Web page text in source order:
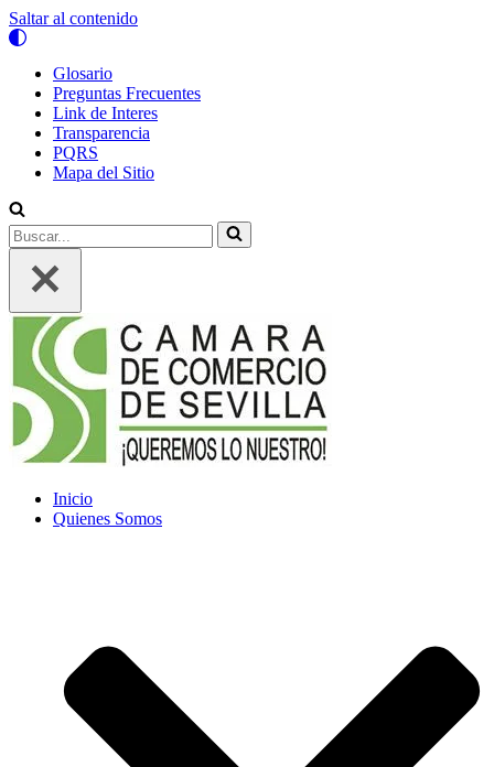
Saltar al contenido
Glosario
Preguntas Frecuentes
Link de Interes
Transparencia
PQRS
Mapa del Sitio
Buscar...
Inicio
Quienes Somos